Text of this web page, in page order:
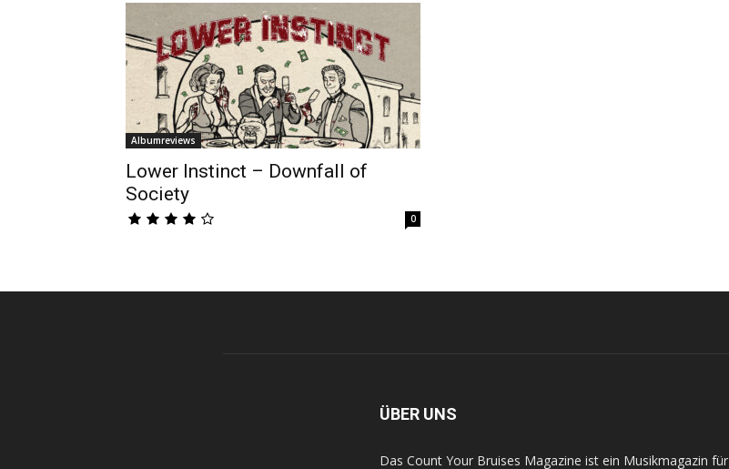
Albumreviews
Lower Instinct – Downfall of
Society
0
ÜBER UNS
Das Count Your Bruises Magazine ist ein Musikmagazin für